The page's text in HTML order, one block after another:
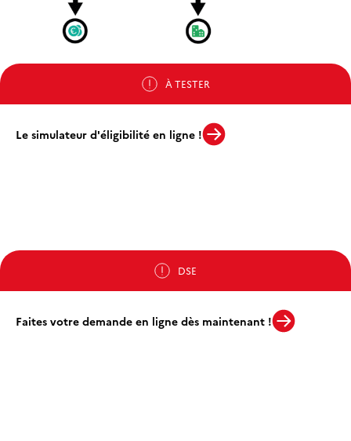
À TESTER
Le simulateur d'éligibilité en ligne !
DSE
Faites votre demande en ligne dès maintenant !